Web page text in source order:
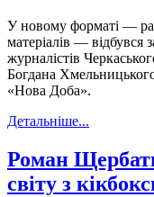
У новому форматі —
матеріалів — відбувся
журналістів
Богдана
«Нова Доба».
Детальніше...
Роман
світу з